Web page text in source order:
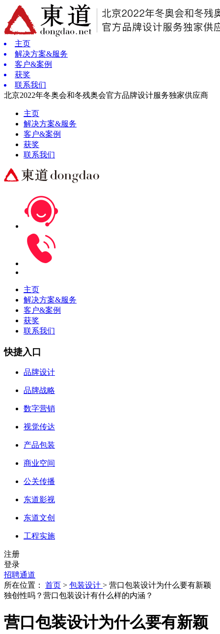
主页
解决方案&服务
客户&案例
获奖
联系我们
北京2022年冬奥会和冬残奥会官方品牌设计服务独家供应商
主页
解决方案&服务
客户&案例
获奖
联系我们
主页
解决方案&服务
客户&案例
获奖
联系我们
快捷入口
品牌设计
品牌战略
数字营销
视觉传达
产品包装
商业空间
公关传播
东道影视
东道文创
工程实施
注册
登录
招聘通道
所在位置： 首页 > 包装设计 > 营口包装设计为什么要有新颖
独创性吗？营口包装设计有什么样的内涵？
营口包装设计为什么要有新颖